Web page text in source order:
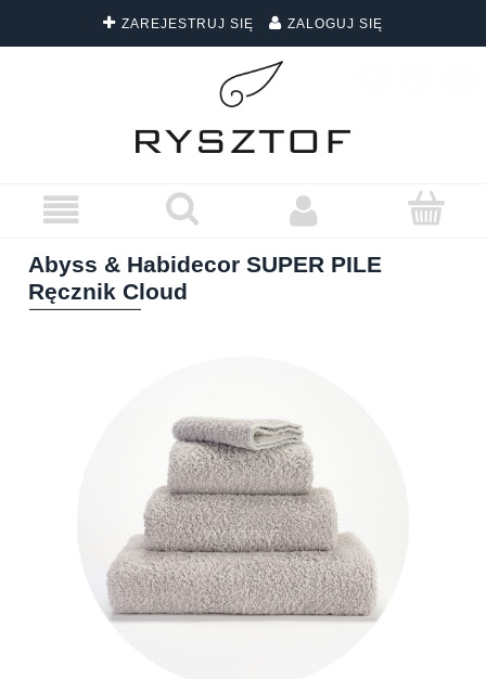
ZAREJESTRUJ SIĘ ZALOGUJ SIĘ
DARMOWA DOSTAWA WSZYSTKICH ZAMÓWIEŃ
Abyss & Habidecor SUPER PILE
Ręcznik Cloud